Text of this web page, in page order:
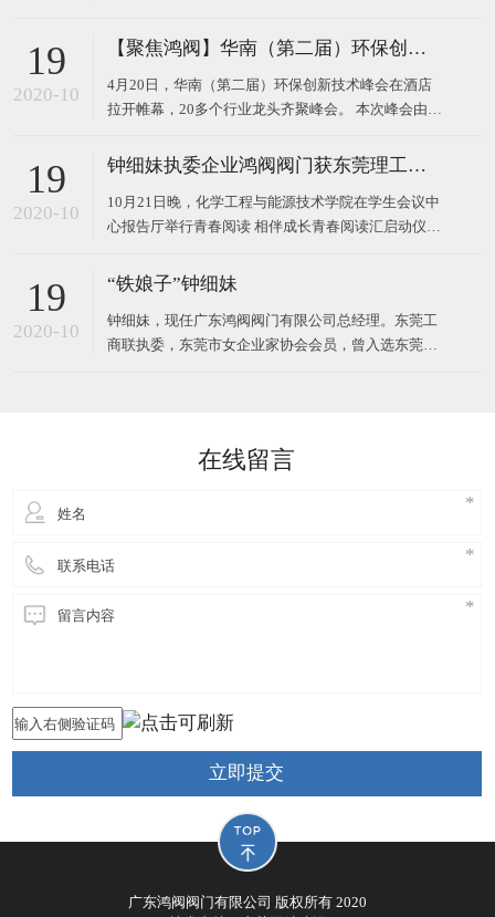
限公司董事长钟细妹、化能学院党委书记夏勇、化能
场仪式。化能学院党委委员、各支部书记、政治辅导
员、班主任
19
2020-10
【聚焦鸿阀】华南（第二届）环保创新技术峰会
4月20日，华南（第二届）环保创新技术峰会在酒店
拉开帷幕，20多个行业龙头齐聚峰会。 本次峰会由广
司作为主办方，以高新技术对接，最新技术产品，超
用，共同将环
19
2020-10
钟细妹执委企业鸿阀阀门获东莞理工学院校长马宏伟亲赠牌匾
10月21日晚，化学工程与能源技术学院在学生会议中
心报告厅举行青春阅读 相伴成长青春阅读汇启动仪
妹，与东莞理工学院党委副书记、校长马宏伟，化能
处长廖文波出席本场仪式。化能学院各支部书记、政
治辅导员、班
19
2020-10
“铁娘子”钟细妹
钟细妹，现任广东鸿阀阀门有限公司总经理。东莞工
商联执委，东莞市女企业家协会会员，曾入选东莞报
在线留言
立即提交
广东鸿阀阀门有限公司 版权所有 2020